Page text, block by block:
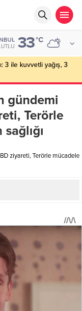
33°C
eylem hazırlığı: 2
gündemi
Terörle
ziyareti, Terörle mücadele